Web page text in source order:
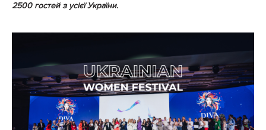
2500 гостей з усієї України.